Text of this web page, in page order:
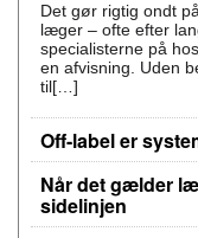
Det gør rigtig ondt
læger – ofte efter
specialisterne på
en afvisning. Uden
til[…]
Off-label er
Når det gælder
sidelinjen